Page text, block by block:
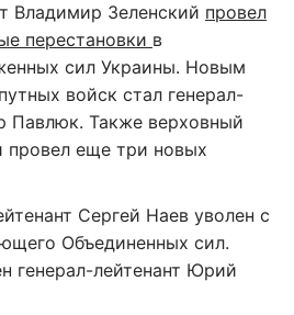
Владимир Зеленский провел
перестановки в
сил Украины. Новым
войск стал генерал-
Павлюк. Также верховный
провел еще три новых
Сергей Наев уволен с
Объединенных сил.
генерал-лейтенант Юрий